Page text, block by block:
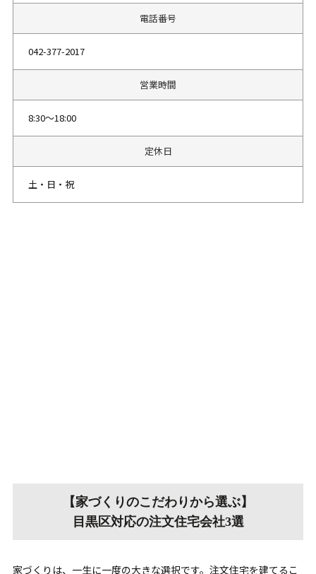
電話番号
042-377-2017
営業時間
8:30〜18:00
定休日
土・日・祝
【家づくりのこだわりから選ぶ】
目黒区対応の注文住宅会社3選
家づくりは、一生に一度の大きな選択です。注文住宅を建てるこ